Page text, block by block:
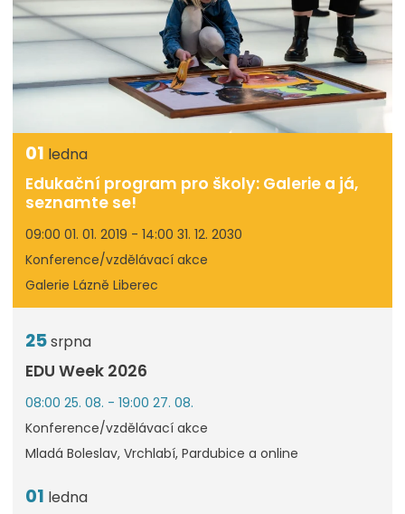
01 ledna
Edukační program pro školy: Galerie a já,
seznamte se!
09:00 01. 01. 2019 - 14:00 31. 12. 2030
Konference/vzdělávací akce
Galerie Lázně Liberec
25srpna
EDU Week 2026
08:00 25. 08. - 19:00 27. 08.
Konference/vzdělávací akce
Mladá Boleslav, Vrchlabí, Pardubice a online
01 ledna